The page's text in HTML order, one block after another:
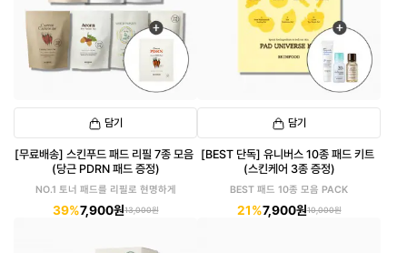
담기
[무료배송] 스킨푸드 패드 리필 7종 모음
(당근 PDRN 패드 증정)
NO.1 토너 패드를 리필로 현명하게
39%7,900원13,000원
담기
[BEST 단독] 유니버스 10종 패드 키트
(스킨케어 3종 증정)
BEST 패드 10종 모음 PACK
21%7,900원10,000원